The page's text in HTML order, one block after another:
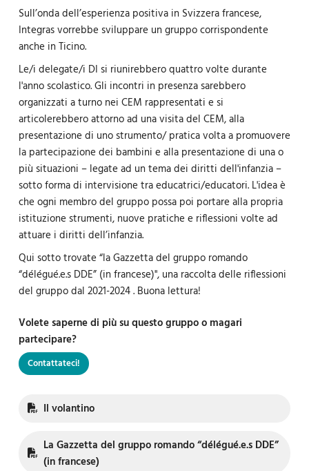
Sull’onda dell’esperienza positiva in Svizzera francese,
Integras vorrebbe sviluppare un gruppo corrispondente
anche in Ticino.
Le/i delegate/i DI si riunirebbero quattro volte durante
l'anno scolastico. Gli incontri in presenza sarebbero
organizzati a turno nei CEM rappresentati e si
articolerebbero attorno ad una visita del CEM, alla
presentazione di uno strumento/ pratica volta a promuovere
la partecipazione dei bambini e alla presentazione di una o
più situazioni – legate ad un tema dei diritti dell'infanzia –
sotto forma di intervisione tra educatrici/educatori. L'idea è
che ogni membro del gruppo possa poi portare alla propria
istituzione strumenti, nuove pratiche e riflessioni volte ad
attuare i diritti dell’infanzia.
Qui sotto trovate “la Gazzetta del gruppo romando
“délégué.e.s DDE” (in francese)", una raccolta delle riflessioni
del gruppo dal 2021-2024 . Buona lettura!
Volete saperne di più su questo gruppo o magari
partecipare?
Contattateci!
Il volantino
La Gazzetta del gruppo romando “délégué.e.s DDE”
(in francese)